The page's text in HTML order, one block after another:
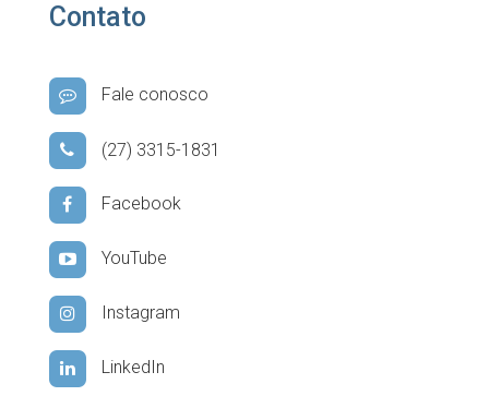
Contato
Fale conosco
(27) 3315-1831
Facebook
YouTube
Instagram
LinkedIn